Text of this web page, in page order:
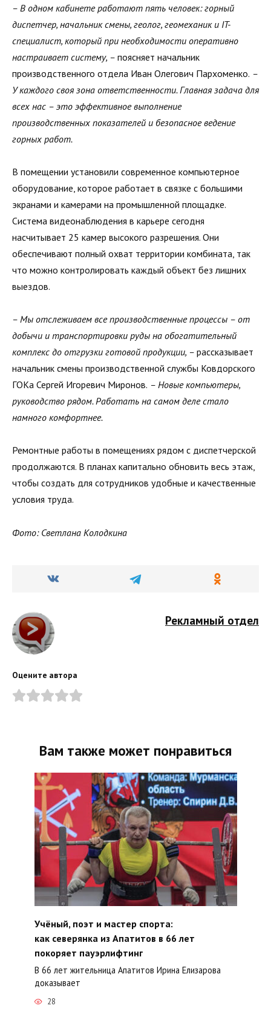
– В одном кабинете работают пять человек: горный
диспетчер, начальник смены, геолог, геомеханик и IT-
специалист, который при необходимости оперативно
настраивает систему, – поясняет начальник
производственного отдела Иван Олегович Пархоменко. –
У каждого своя зона ответственности. Главная задача для
всех нас – это эффективное выполнение
производственных показателей и безопасное ведение
горных работ.
В помещении установили современное компьютерное
оборудование, которое работает в связке с большими
экранами и камерами на промышленной площадке.
Система видеонаблюдения в карьере сегодня
насчитывает 25 камер высокого разрешения. Они
обеспечивают полный охват территории комбината, так
что можно контролировать каждый объект без лишних
выездов.
– Мы отслеживаем все производственные процессы – от
добычи и транспортировки руды на обогатительный
комплекс до отгрузки готовой продукции, – рассказывает
начальник смены производственной службы Ковдорского
ГОКа Сергей Игоревич Миронов. – Новые компьютеры,
руководство рядом. Работать на самом деле стало
намного комфортнее.
Ремонтные работы в помещениях рядом с диспетчерской
продолжаются. В планах капитально обновить весь этаж,
чтобы создать для сотрудников удобные и качественные
условия труда.
Фото: Светлана Колодкина
Рекламный отдел
Оцените автора
Вам также может понравиться
Учёный, поэт и мастер спорта:
как северянка из Апатитов в 66 лет
покоряет пауэрлифтинг
В 66 лет жительница Апатитов Ирина Елизарова
доказывает
28